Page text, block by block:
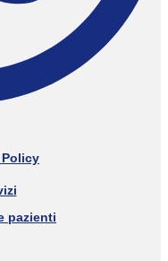
Policy
pazienti